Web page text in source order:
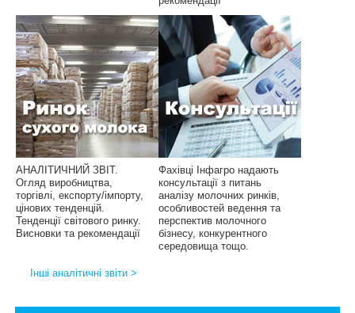
АНАЛІТИЧНИЙ ЗВІТ.
Огляд виробництва,
торгівлі, експорту/імпорту,
цінових тенденцій.
Тенденції світового ринку.
Висновки та рекомендації
Фахівці Інфагро надають
консультації з питань
аналізу молочних ринків,
особливостей ведення та
перспектив молочного
бізнесу, конкурентного
середовища тощо.
Інші аналітичні звіти >